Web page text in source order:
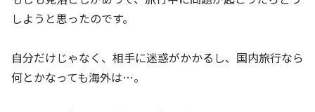
しようと思ったのです。
自分だけじゃなく、相手に迷惑がかかるし、国内旅行なら
何とかなっても海外は…。